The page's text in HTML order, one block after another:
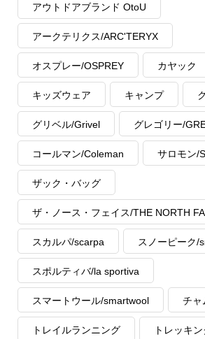
アウトドアブランド OtoU
アークテリクス/ARC'TERYX
オスプレー/OSPREY カヤック
キッズウェア キャンプ
グリベル/Grivel グレゴリー/
コールマン/Coleman サロモン/
ザック・バッグ
ザ・ノース・フェイス/THE NORTH
スカルパ/scarpa スノーピーク/
スポルティバ/la sportiva
スマートウール/smartwool チャ
トレイルランニング トレッキ